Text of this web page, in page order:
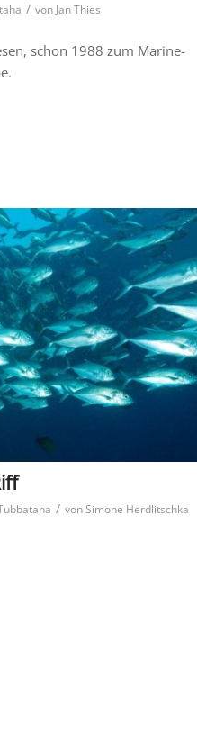
/ von Jan Thies
schon 1988 zum Marine-
/ vonSimone Herdlitschka